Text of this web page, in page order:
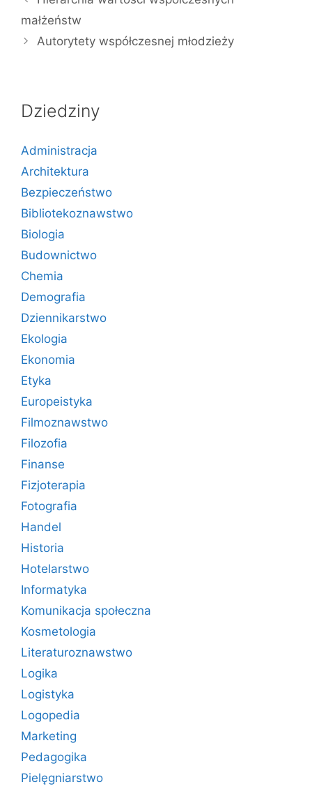
małżeństw
Autorytety współczesnej młodzieży
Dziedziny
Administracja
Architektura
Bezpieczeństwo
Bibliotekoznawstwo
Biologia
Budownictwo
Chemia
Demografia
Dziennikarstwo
Ekologia
Ekonomia
Etyka
Europeistyka
Filmoznawstwo
Filozofia
Finanse
Fizjoterapia
Fotografia
Handel
Historia
Hotelarstwo
Informatyka
Komunikacja społeczna
Kosmetologia
Literaturoznawstwo
Logika
Logistyka
Logopedia
Marketing
Pedagogika
Pielęgniarstwo